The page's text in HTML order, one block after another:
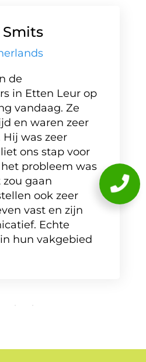
Smits
de
in Etten Leur op
vandaag. Ze
en waren zeer
Hij was zeer
ons stap voor
probleem was
gaan
ook zeer
vast en zijn
Echte
hun vakgebied